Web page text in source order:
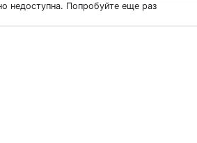
недоступна. Попробуйте еще раз